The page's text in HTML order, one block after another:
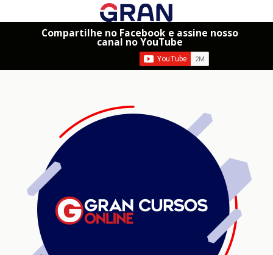
Compartilhe no Facebook e assine nosso
canal no YouTube